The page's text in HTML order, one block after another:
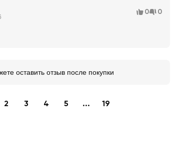
0 0
оставить отзыв после покупки
2 3 4 5 ... 19